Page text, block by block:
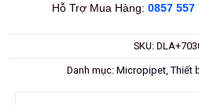
Hỗ Trợ Mua Hàng: 0857 557
SKU:
Danh mục: Micropipet Thiết